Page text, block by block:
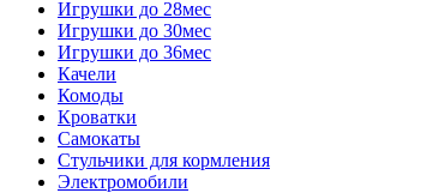
Игрушки до 28мес
Игрушки до 30мес
Игрушки до 36мес
Качели
Комоды
Кроватки
Самокаты
Стульчики для кормления
Электромобили